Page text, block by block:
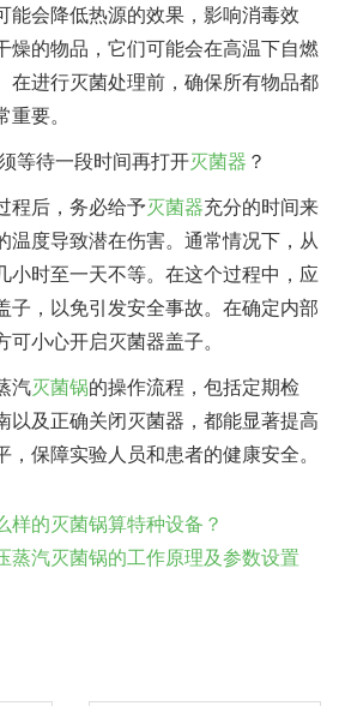
能会降低热源的效果，影响消毒效
燥的物品，它们可能会在高温下自燃
在进行灭菌处理前，确保所有物品都
要。
等待一段时间再打开灭菌器 ？
程后，务必给予灭菌器充分的时间来
温度导致潜在伤害。通常情况下，从
小时至一天不等。在这个过程中，应
子，以免引发安全事故。在确定内部
可小心开启灭菌器盖子。
汽灭菌锅的操作流程，包括定期检
以及正确关闭灭菌器，都能显著提高
，保障实验人员和患者的健康安全。
样的灭菌锅算特种设备？
蒸汽灭菌锅的工作原理及参数设置